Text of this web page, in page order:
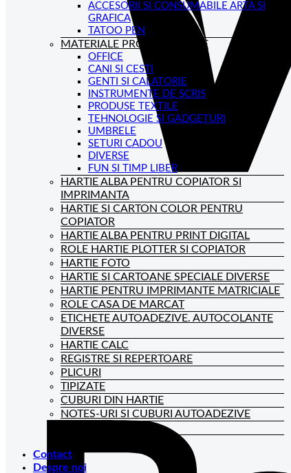
ACCESORII SI CONSUMABILE ARTA SI
GRAFICA
TATOO PEN
MATERIALE PROMOTIONALE
OFFICE
CANI SI CESTI
GENTI SI CALATORIE
INSTRUMENTE DE SCRIS
PRODUSE TEXTILE
TEHNOLOGIE SI GADGETURI
UMBRELE
SETURI CADOU
DIVERSE
FUN SI TIMP LIBER
HARTIE ALBA PENTRU COPIATOR SI
IMPRIMANTA
HARTIE SI CARTON COLOR PENTRU
COPIATOR
HARTIE ALBA PENTRU PRINT DIGITAL
ROLE HARTIE PLOTTER SI COPIATOR
HARTIE FOTO
HARTIE SI CARTOANE SPECIALE DIVERSE
HARTIE PENTRU IMPRIMANTE MATRICIALE
ROLE CASA DE MARCAT
ETICHETE AUTOADEZIVE. AUTOCOLANTE
DIVERSE
HARTIE CALC
REGISTRE SI REPERTOARE
PLICURI
TIPIZATE
CUBURI DIN HARTIE
NOTES-URI SI CUBURI AUTOADEZIVE
Contact
Despre noi